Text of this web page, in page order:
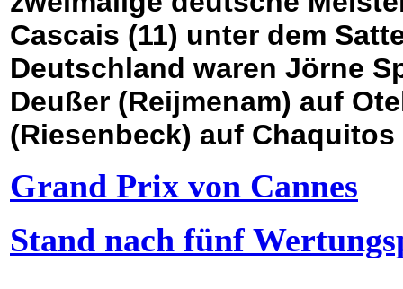
Cascais (11) unter dem
Deutschland waren Jörne
Deußer (Reijmenam) auf
(Riesenbeck) auf Chaquitos
Grand Prix von Cannes
Stand nach fünf